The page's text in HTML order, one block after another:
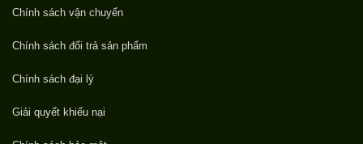
Chính sách vận chuyển
Chính sách đổi trả sản phẩm
Chính sách đại lý
Giải quyết khiếu nại